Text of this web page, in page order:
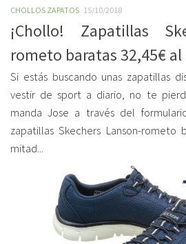
CHOLLOS ZAPATOS 15/10/2018
¡Chollo! Zapatillas
rometo baratas 32,45€
Si estás buscando unas zapatillas
vestir de sport a diario, no te
manda Jose a través del
zapatillas Skechers Lanson-rometo
mitad...